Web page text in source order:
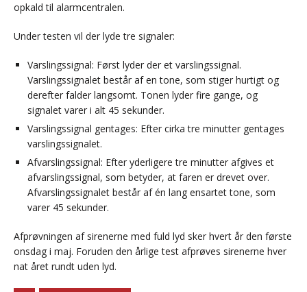
opkald til alarmcentralen.
Under testen vil der lyde tre signaler:
Varslingssignal: Først lyder der et varslingssignal.
Varslingssignalet består af en tone, som stiger hurtigt og
derefter falder langsomt. Tonen lyder fire gange, og
signalet varer i alt 45 sekunder.
Varslingssignal gentages: Efter cirka tre minutter gentages
varslingssignalet.
Afvarslingssignal: Efter yderligere tre minutter afgives et
afvarslingssignal, som betyder, at faren er drevet over.
Afvarslingssignalet består af én lang ensartet tone, som
varer 45 sekunder.
Afprøvningen af sirenerne med fuld lyd sker hvert år den første
onsdag i maj. Foruden den årlige test afprøves sirenerne hver
nat året rundt uden lyd.